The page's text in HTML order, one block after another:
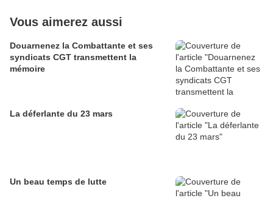
Vous aimerez aussi
Douarnenez la Combattante et ses
syndicats CGT transmettent la
mémoire
La déferlante du 23 mars
Un beau temps de lutte